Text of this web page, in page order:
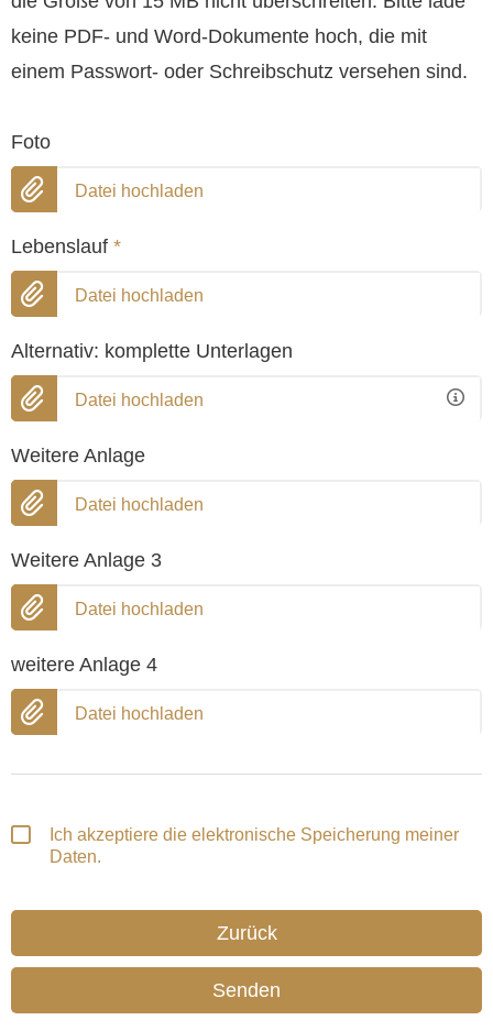
keine PDF- und Word-Dokumente hoch, die mit
einem Passwort- oder Schreibschutz versehen sind.
Foto
Datei hochladen
Lebenslauf *
Datei hochladen
Alternativ: komplette Unterlagen
Datei hochladen
Weitere Anlage
Datei hochladen
Weitere Anlage 3
Datei hochladen
weitere Anlage 4
Datei hochladen
Ich akzeptiere die elektronische Speicherung meiner
Daten.
Zurück
Senden